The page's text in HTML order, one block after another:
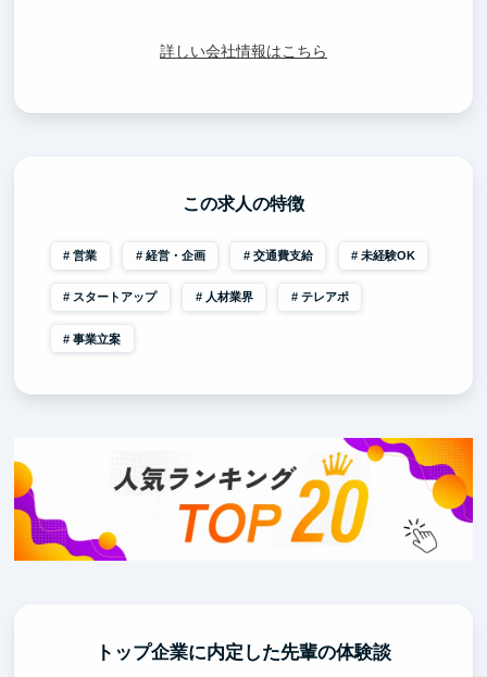
詳しい会社情報はこちら
この求人の特徴
営業 経営・企画 交通費支給 未経験OK
スタートアップ 人材業界 テレアポ
事業立案
トップ企業に内定した先輩の体験談